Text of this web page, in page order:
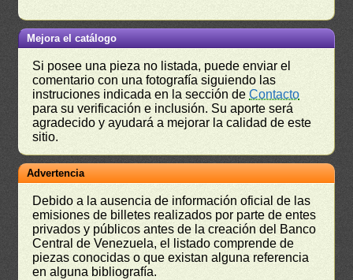
Mejora el catálogo
Si posee una pieza no listada, puede enviar el
comentario con una fotografía siguiendo las
instruciones indicada en la sección deContacto
para su verificación e inclusión. Su aporte será
agradecido y ayudará a mejorar la calidad de este
sitio.
Advertencia
Debido a la ausencia de información oficial de las
emisiones de billetes realizados por parte de entes
privados y públicos antes de la creación del Banco
Central de Venezuela, el listado comprende de
piezas conocidas o que existan alguna referencia
en alguna bibliografía.